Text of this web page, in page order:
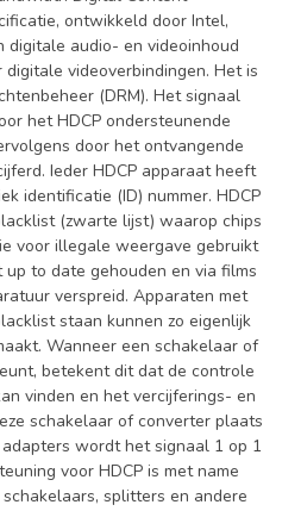
ontwikkeld door Intel,
digitale audio- en videoinhoud
videoverbindingen. Het is
(DRM). Het signaal
het HDCP ondersteunende
door het ontvangende
Ieder HDCP apparaat heeft
identificatie (ID) nummer. HDCP
(zwarte lijst) waarop chips
voor illegale weergave gebruikt
to date gehouden en via films
verspreid. Apparaten met
staan kunnen zo eigenlijk
Wanneer een schakelaar of
betekent dit dat de controle
vinden en het vercijferings- en
schakelaar of converter plaats
wordt het signaal 1 op 1
voor HDCP is met name
splitters en andere